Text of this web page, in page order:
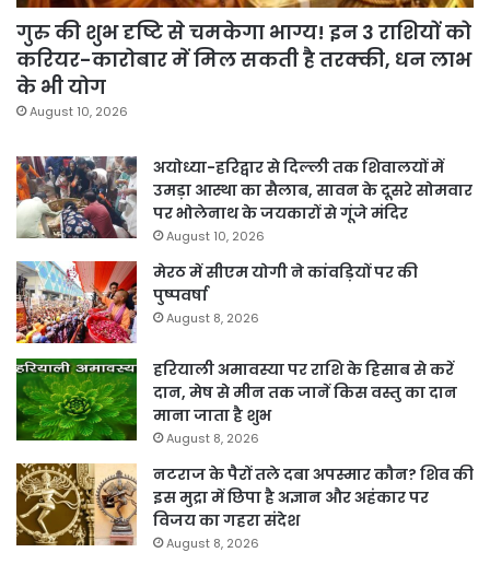
गुरु की शुभ दृष्टि से चमकेगा भाग्य! इन 3 राशियों को
करियर-कारोबार में मिल सकती है तरक्की, धन लाभ
के भी योग
August 10, 2026
अयोध्या-हरिद्वार से दिल्ली तक शिवालयों में
उमड़ा आस्था का सैलाब, सावन के दूसरे सोमवार
पर भोलेनाथ के जयकारों से गूंजे मंदिर
August 10, 2026
मेरठ में सीएम योगी ने कांवड़ियों पर की
पुष्पवर्षा
August 8, 2026
हरियाली अमावस्या पर राशि के हिसाब से करें
दान, मेष से मीन तक जानें किस वस्तु का दान
माना जाता है शुभ
August 8, 2026
नटराज के पैरों तले दबा अपस्मार कौन? शिव की
इस मुद्रा में छिपा है अज्ञान और अहंकार पर
विजय का गहरा संदेश
August 8, 2026